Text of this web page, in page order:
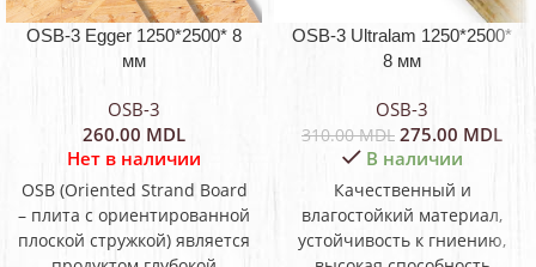
OSB-3 Egger 1250*2500* 8
мм
OSB-3
260.00 MDL
Нет в наличии
OSB (Oriented Strand Board
– плита с ориентированной
плоской стружкой) является
OSB-3 Ultralam 1250*2500*
8 мм
OSB-3
310.00MDL 275.00 MDL
В наличии
Качественный и
влагостойкий материал,
устойчивость к гниению,